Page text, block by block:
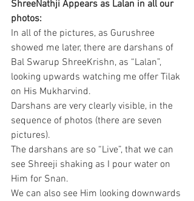
ShreeNathji Appears as Lalan in all our
photos:
In all of the pictures, as Gurushree
showed me later, there are darshans of
Bal Swarup ShreeKrishn, as “Lalan”,
looking upwards watching me offer Tilak
on His Mukharvind.
Darshans are very clearly visible, in the
sequence of photos (there are seven
pictures).
The darshans are so “Live”, that we can
see Shreeji shaking as I pour water on
Him for Snan.
We can also see Him looking downwards